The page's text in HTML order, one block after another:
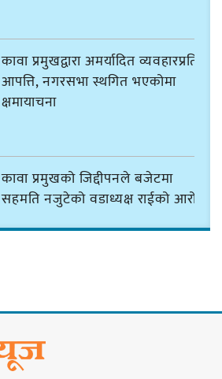
कावा प्रमुखद्वारा अमर्यादित व्यवहारप्रति
आपत्ति, नगरसभा स्थगित भएकोमा
क्षमायाचना
कावा प्रमुखको जिद्दीपनले बजेटमा
सहमति नजुटेको वडाध्यक्ष राईको आरोप
सन्धिका लागि विशेष समिति गठन गर्न
प्रधानमन्त्रीसँग आग्रह : कुमार लिङ्देन